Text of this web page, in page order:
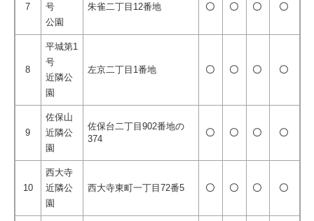
7
号
公園
朱雀二丁目12番地 〇 〇 〇 〇
8
平城第1
号
近隣公
園
左京二丁目1番地 〇 〇 〇 〇
9
佐保山
近隣公
園
佐保台二丁目902番地の
374
〇 〇 〇 〇
10
西大寺
近隣公
園
西大寺東町一丁目72番5 〇 〇 〇 〇